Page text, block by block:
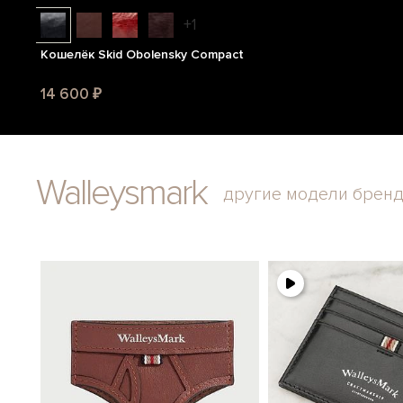
+1
Кошелёк Skid Obolensky Compact
14 600 ₽
Walleysmark другие модели